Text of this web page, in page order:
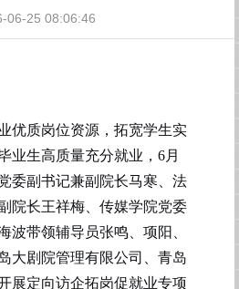
06-25 08:06:46
优质岗位资源，拓宽学生实
业生高质量充分就业， 6月
委副书记兼副院长马寒、 法
院长王祥梅、 传媒学院党委
波带领辅导员张鸣、项阳、
大剧院管理有限公司、青岛
展定向访企拓岗促就业专项